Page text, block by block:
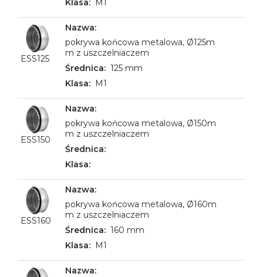
M1
ESS125
pokrywa końcowa metalowa, Ø125m
m z uszczelniaczem
125 mm
M1
ESS150
pokrywa końcowa metalowa, Ø150m
m z uszczelniaczem
ESS160
pokrywa końcowa metalowa, Ø160m
m z uszczelniaczem
160 mm
M1